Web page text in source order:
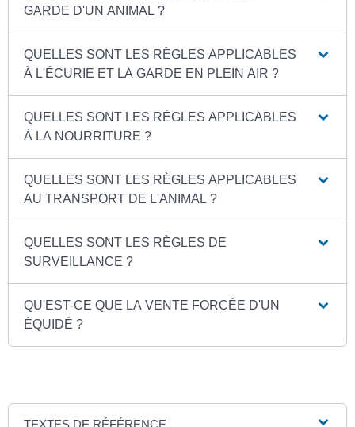
GARDE D'UN ANIMAL ?
QUELLES SONT LES RÈGLES APPLICABLES
À L'ÉCURIE ET LA GARDE EN PLEIN AIR ?
QUELLES SONT LES RÈGLES APPLICABLES
À LA NOURRITURE ?
QUELLES SONT LES RÈGLES APPLICABLES
AU TRANSPORT DE L'ANIMAL ?
QUELLES SONT LES RÈGLES DE
SURVEILLANCE ?
QU'EST-CE QUE LA VENTE FORCÉE D'UN
ÉQUIDÉ ?
TEXTES DE RÉFÉRENCE